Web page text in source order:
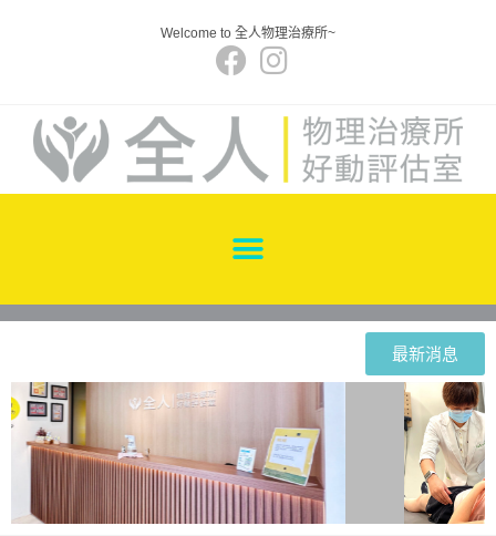
Welcome to 全人物理治療所~
最新消息